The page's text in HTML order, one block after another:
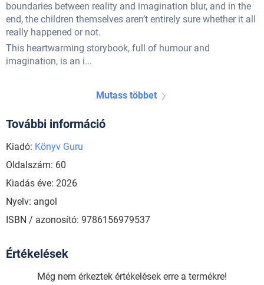
boundaries between reality and imagination blur, and in the
end, the children themselves aren’t entirely sure whether it all
really happened or not.
This heartwarming storybook, full of humour and
imagination, is an i...
Mutass többet
További információ
Kiadó: Könyv Guru
Oldalszám: 60
Kiadás éve: 2026
Nyelv: angol
ISBN / azonosító: 9786156979537
Értékelések
Még nem érkeztek értékelések erre a termékre!